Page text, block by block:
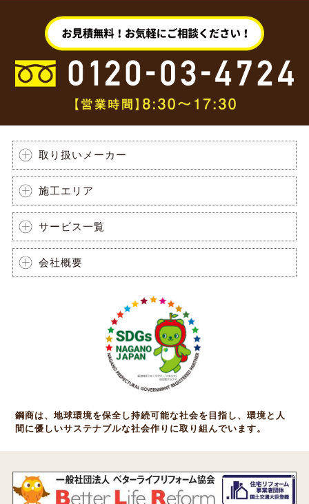
取り扱いメーカー
施工エリア
サービス一覧
会社概要
鋼商は、地球環境を保全し持続可能な社会を目指し、環境と人
間に優しいサステナブルな社会作りに取り組んでいます。